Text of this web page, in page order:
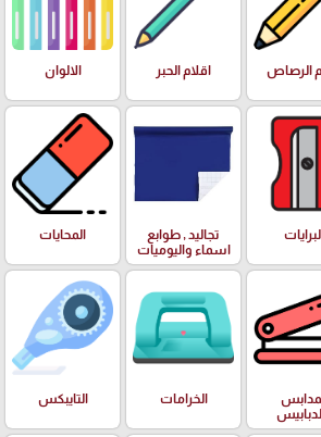
الرصاص اقلام الحبر الالوان
تجاليد , طوابع
اسماء واليوميات
المحايات
الخرامات التايبكس